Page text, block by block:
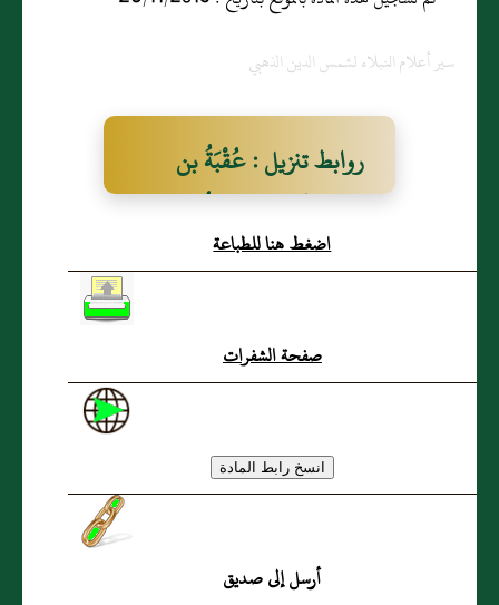
سير أعلام النبلاء لشمس الدين الذهبي
روابط تنزيل : عُقْبَةُ بن
عَامِرٍ الجُهَنِيُّ المِصْرِيُّ (ع)
اضغط هنا للطباعة
صفحة الشفرات
أرسل إلى صديق